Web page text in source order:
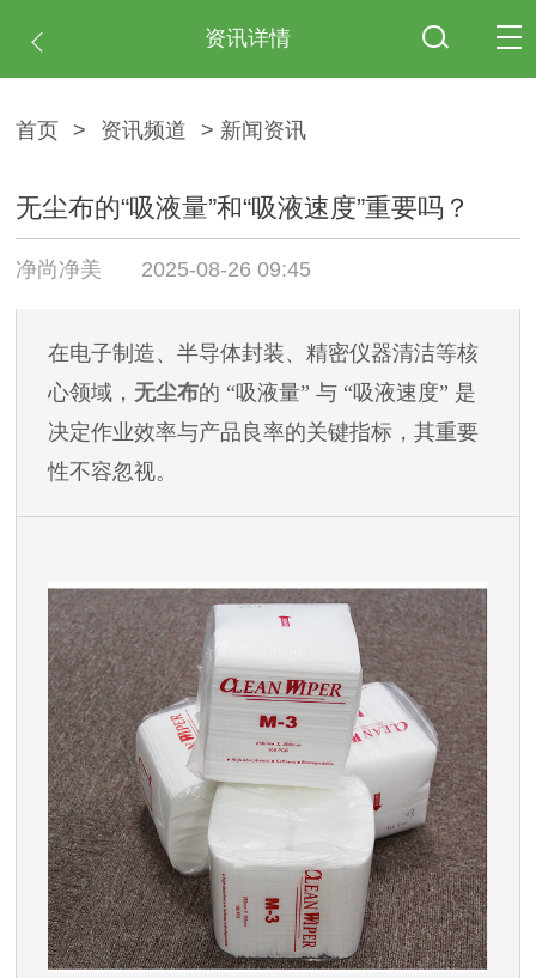
资讯详情
首页 > 资讯频道 > 新闻资讯
无尘布的“吸液量”和“吸液速度”重要吗？
净尚净美 2025-08-26 09:45
在电子制造、半导体封装、精密仪器清洁等核
心领域， 无尘布的 “吸液量” 与 “吸液速度” 是
决定作业效率与产品良率的关键指标，其重要
性不容忽视。